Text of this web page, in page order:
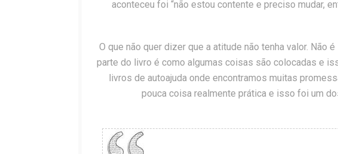
aconteceu foi “não estou contente e preciso mudar,
O que não quer dizer que a atitude não tenha valor. Não
parte do livro é como algumas coisas são colocadas e
livros de autoajuda onde encontramos muitas
pouca coisa realmente prática e isso foi um